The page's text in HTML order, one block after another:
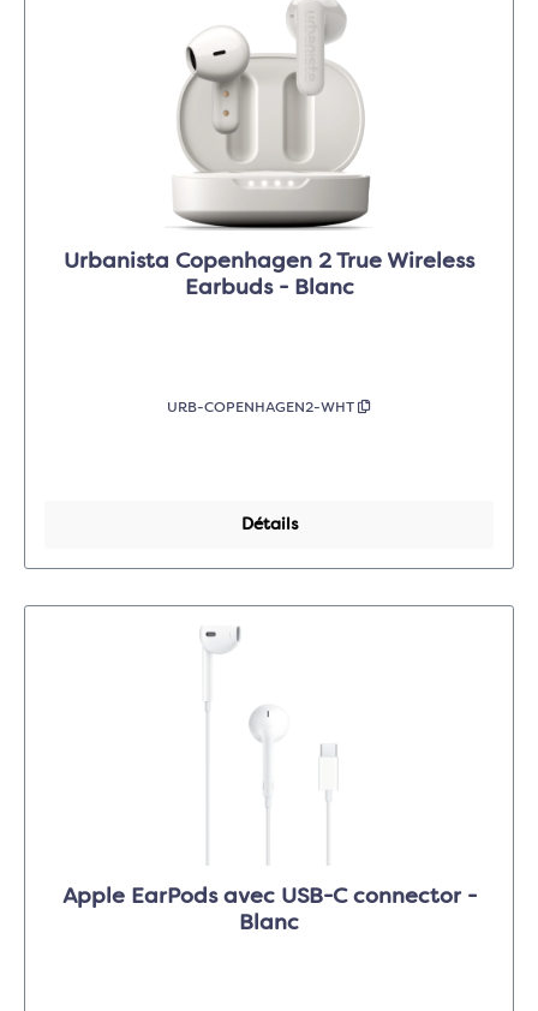
Urbanista Copenhagen 2 True Wireless
Earbuds - Blanc
URB-COPENHAGEN2-WHT
Détails
Apple EarPods avec USB-C connector -
Blanc